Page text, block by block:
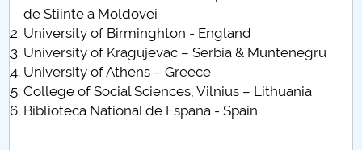
de Stiinte a Moldovei
University of Birminghton - England
University of Kragujevac – Serbia & Muntenegru
University of Athens – Greece
College of Social Sciences, Vilnius – Lithuania
Biblioteca National de Espana - Spain